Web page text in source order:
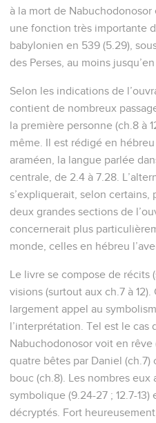
à la mort de
une fonction très importante
babylonien en 539 (5.29),
des Perses, au moins jusqu’en
Selon les indications de
contient de nombreux
la première personne (ch.8 à
même. Il est rédigé en
araméen, la langue parlée
centrale, de 2.4 à 7.28.
s’expliquerait, selon certains,
deux grandes sections de
concernerait plus
monde, celles en hébreu
Le livre se compose de récits
visions (surtout aux ch.7 à
largement appel au
l’interprétation. Tel est le cas
Nabuchodonosor voit en rêve
quatre bêtes par Daniel
bouc (ch.8). Les nombres eux
symbolique (9.24-27 ; 12.7-
décryptés. Fort